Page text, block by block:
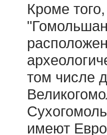
Кроме
том числе
имеют